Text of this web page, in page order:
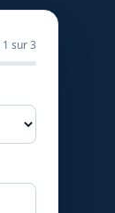
1 sur 3